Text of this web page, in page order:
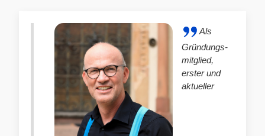
Als
Gründungs-
mitglied,
erster und
aktueller